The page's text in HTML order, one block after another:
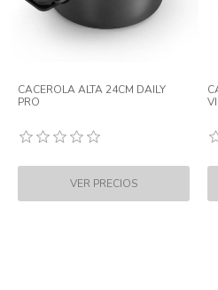
CACEROLA ALTA 24CM DAILY
PRO